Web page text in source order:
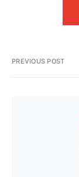
PREVIOUS POST